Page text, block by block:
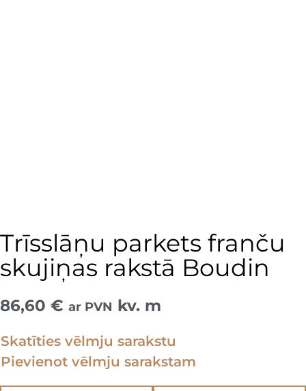
Trīsslāņu parkets franču
skujiņas rakstā Boudin
86,60 € ar PVN kv. m
Skatīties vēlmju sarakstu
Pievienot vēlmju sarakstam